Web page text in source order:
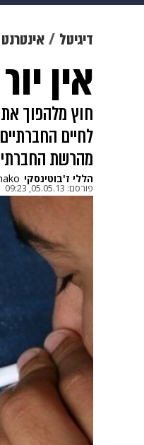
דיגיטל אינטרנט
אין
חוץ מלהפוך
לחיים
מהרשת
הללי ז'בוטינסקי
פורסם: 05.05.13, 09:23